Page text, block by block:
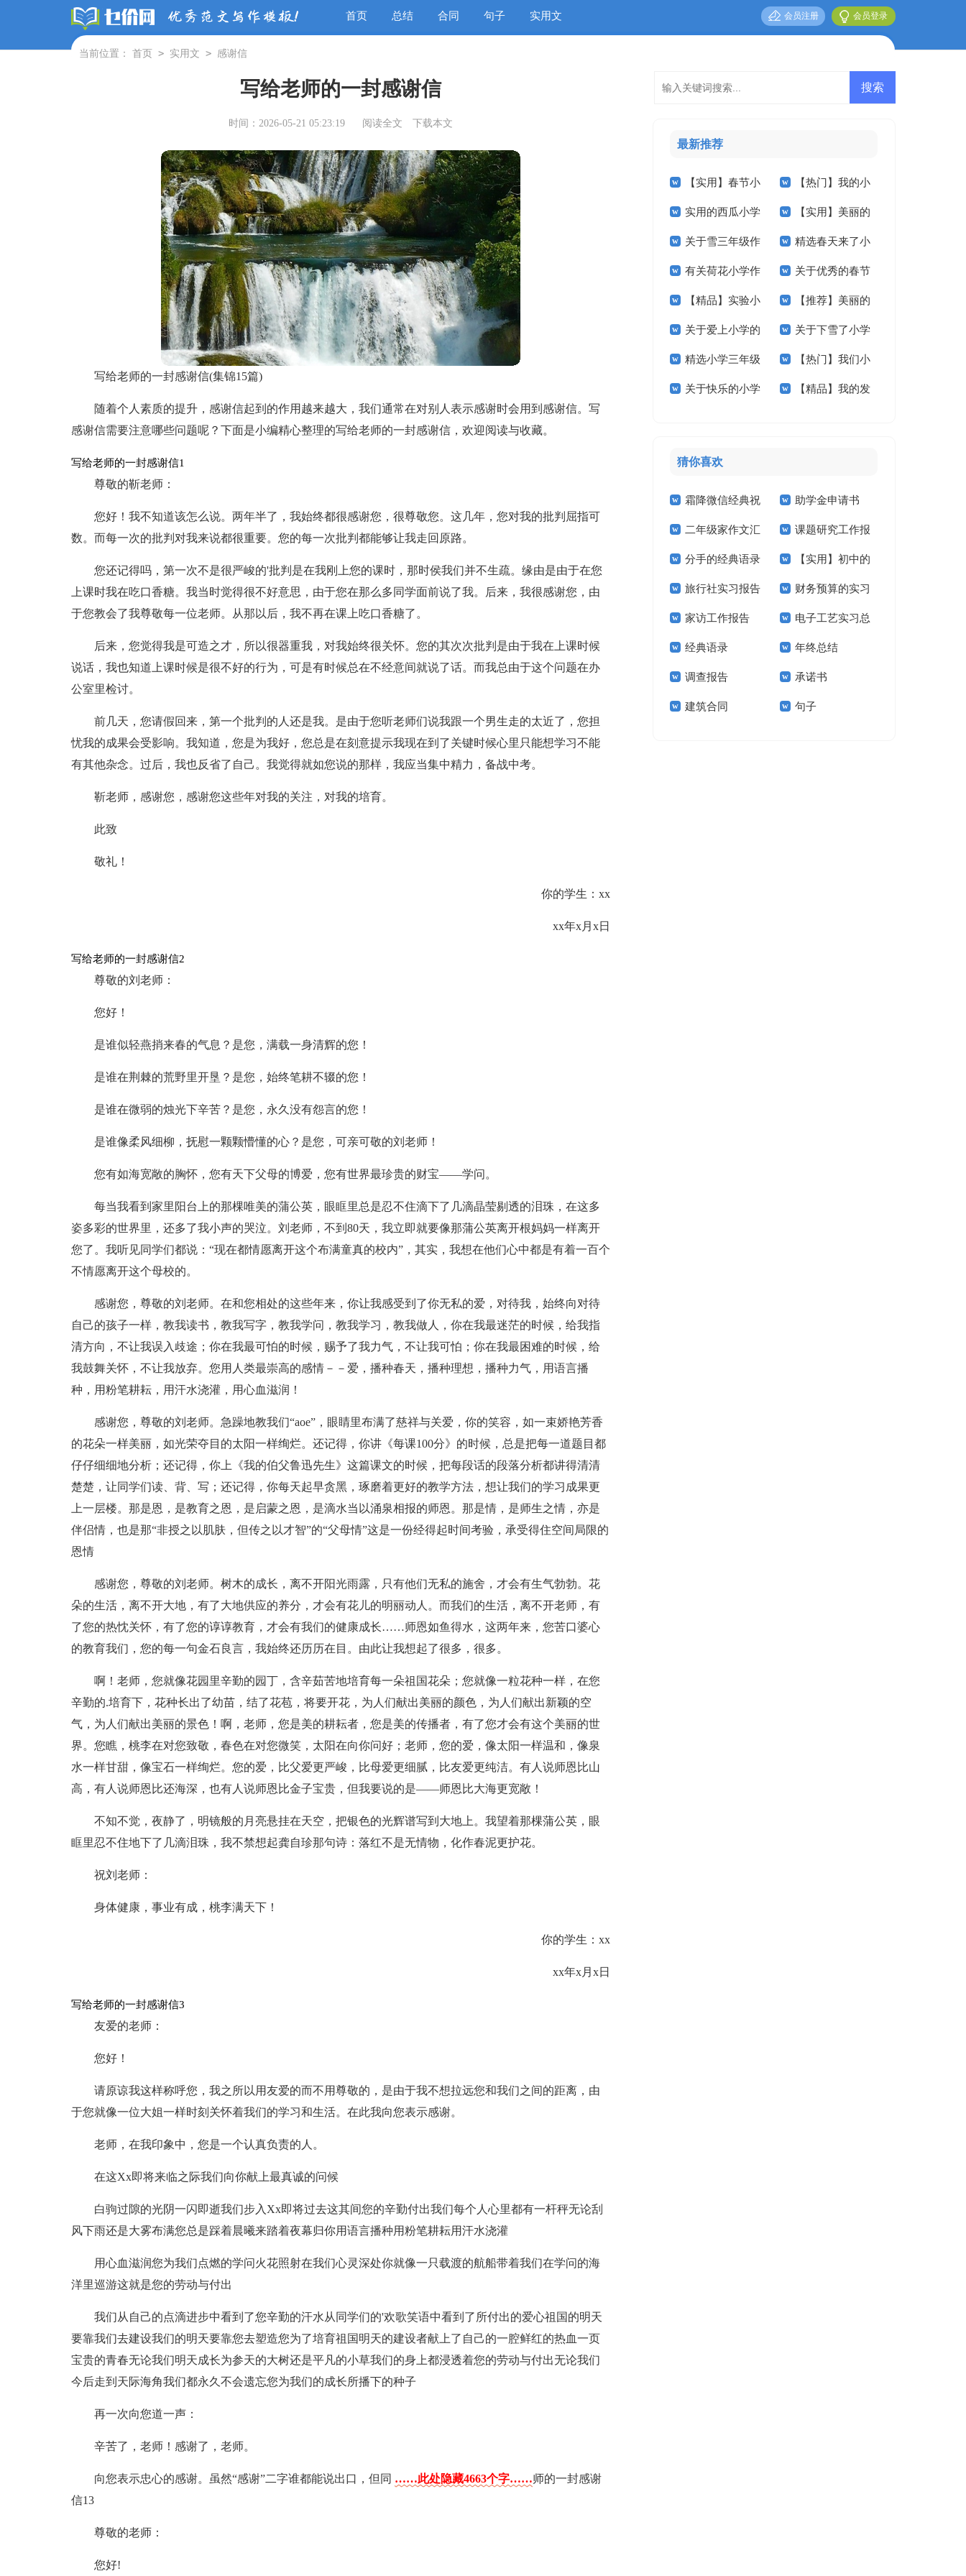
首页 总结 合同 句子 实用文 会员登录
会员注册
当前位置： 首页 > 实用文 > 感谢信
写给老师的一封感谢信
时间：2026-05-21 05:23:19 阅读全文 下载本文
写给老师的一封感谢信(集锦15篇)
随着个人素质的提升，感谢信起到的作用越来越大，我们通常在对别人表示感谢时会用到感谢信。写
感谢信需要注意哪些问题呢？下面是小编精心整理的写给老师的一封感谢信，欢迎阅读与收藏。
写给老师的一封感谢信1
尊敬的靳老师：
您好！我不知道该怎么说。两年半了，我始终都很感谢您，很尊敬您。这几年，您对我的批判屈指可
数。而每一次的批判对我来说都很重要。您的每一次批判都能够让我走回原路。
您还记得吗，第一次不是很严峻的'批判是在我刚上您的课时，那时侯我们并不生疏。缘由是由于在您
上课时我在吃口香糖。我当时觉得很不好意思，由于您在那么多同学面前说了我。后来，我很感谢您，由
于您教会了我尊敬每一位老师。从那以后，我不再在课上吃口香糖了。
后来，您觉得我是可造之才，所以很器重我，对我始终很关怀。您的其次次批判是由于我在上课时候
说话，我也知道上课时候是很不好的行为，可是有时候总在不经意间就说了话。而我总由于这个问题在办
公室里检讨。
前几天，您请假回来，第一个批判的人还是我。是由于您听老师们说我跟一个男生走的太近了，您担
忧我的成果会受影响。我知道，您是为我好，您总是在刻意提示我现在到了关键时候心里只能想学习不能
有其他杂念。过后，我也反省了自己。我觉得就如您说的那样，我应当集中精力，备战中考。
靳老师，感谢您，感谢您这些年对我的关注，对我的培育。
此致
敬礼！
你的学生：xx
xx年x月x日
写给老师的一封感谢信2
尊敬的刘老师：
您好！
是谁似轻燕捎来春的气息？是您，满载一身清辉的您！
是谁在荆棘的荒野里开垦？是您，始终笔耕不辍的您！
是谁在微弱的烛光下辛苦？是您，永久没有怨言的您！
是谁像柔风细柳，抚慰一颗颗懵懂的心？是您，可亲可敬的刘老师！
您有如海宽敞的胸怀，您有天下父母的博爱，您有世界最珍贵的财宝——学问。
每当我看到家里阳台上的那棵唯美的蒲公英，眼眶里总是忍不住滴下了几滴晶莹剔透的泪珠，在这多
姿多彩的世界里，还多了我小声的哭泣。刘老师，不到80天，我立即就要像那蒲公英离开根妈妈一样离开
您了。我听见同学们都说：“现在都情愿离开这个布满童真的校内”，其实，我想在他们心中都是有着一百个
不情愿离开这个母校的。
感谢您，尊敬的刘老师。在和您相处的这些年来，你让我感受到了你无私的爱，对待我，始终向对待
自己的孩子一样，教我读书，教我写字，教我学问，教我学习，教我做人，你在我最迷茫的时候，给我指
清方向，不让我误入歧途；你在我最可怕的时候，赐予了我力气，不让我可怕；你在我最困难的时候，给
我鼓舞关怀，不让我放弃。您用人类最崇高的感情－－爱，播种春天，播种理想，播种力气，用语言播
种，用粉笔耕耘，用汗水浇灌，用心血滋润！
感谢您，尊敬的刘老师。急躁地教我们“aoe”，眼睛里布满了慈祥与关爱，你的笑容，如一束娇艳芳香
的花朵一样美丽，如光荣夺目的太阳一样绚烂。还记得，你讲《每课100分》的时候，总是把每一道题目都
仔仔细细地分析；还记得，你上《我的伯父鲁迅先生》这篇课文的时候，把每段话的段落分析都讲得清清
楚楚，让同学们读、背、写；还记得，你每天起早贪黑，琢磨着更好的教学方法，想让我们的学习成果更
上一层楼。那是恩，是教育之恩，是启蒙之恩，是滴水当以涌泉相报的师恩。那是情，是师生之情，亦是
伴侣情，也是那“非授之以肌肤，但传之以才智”的“父母情”这是一份经得起时间考验，承受得住空间局限的
恩情
感谢您，尊敬的刘老师。树木的成长，离不开阳光雨露，只有他们无私的施舍，才会有生气勃勃。花
朵的生活，离不开大地，有了大地供应的养分，才会有花儿的明丽动人。而我们的生活，离不开老师，有
了您的热忱关怀，有了您的谆谆教育，才会有我们的健康成长……师恩如鱼得水，这两年来，您苦口婆心
的教育我们，您的每一句金石良言，我始终还历历在目。由此让我想起了很多，很多。
啊！老师，您就像花园里辛勤的园丁，含辛茹苦地培育每一朵祖国花朵；您就像一粒花种一样，在您
辛勤的.培育下，花种长出了幼苗，结了花苞，将要开花，为人们献出美丽的颜色，为人们献出新颖的空
气，为人们献出美丽的景色！啊，老师，您是美的耕耘者，您是美的传播者，有了您才会有这个美丽的世
界。您瞧，桃李在对您致敬，春色在对您微笑，太阳在向你问好；老师，您的爱，像太阳一样温和，像泉
水一样甘甜，像宝石一样绚烂。您的爱，比父爱更严峻，比母爱更细腻，比友爱更纯洁。有人说师恩比山
高，有人说师恩比还海深，也有人说师恩比金子宝贵，但我要说的是——师恩比大海更宽敞！
不知不觉，夜静了，明镜般的月亮悬挂在天空，把银色的光辉谱写到大地上。我望着那棵蒲公英，眼
眶里忍不住地下了几滴泪珠，我不禁想起龚自珍那句诗：落红不是无情物，化作春泥更护花。
祝刘老师：
身体健康，事业有成，桃李满天下！
你的学生：xx
xx年x月x日
写给老师的一封感谢信3
友爱的老师：
您好！
请原谅我这样称呼您，我之所以用友爱的而不用尊敬的，是由于我不想拉远您和我们之间的距离，由
于您就像一位大姐一样时刻关怀着我们的学习和生活。在此我向您表示感谢。
老师，在我印象中，您是一个认真负责的人。
在这Xx即将来临之际我们向你献上最真诚的问候
白驹过隙的光阴一闪即逝我们步入Xx即将过去这其间您的辛勤付出我们每个人心里都有一杆秤无论刮
风下雨还是大雾布满您总是踩着晨曦来踏着夜幕归你用语言播种用粉笔耕耘用汗水浇灌
用心血滋润您为我们点燃的学问火花照射在我们心灵深处你就像一只载渡的航船带着我们在学问的海
洋里巡游这就是您的劳动与付出
我们从自己的点滴进步中看到了您辛勤的汗水从同学们的'欢歌笑语中看到了所付出的爱心祖国的明天
要靠我们去建设我们的明天要靠您去塑造您为了培育祖国明天的建设者献上了自己的一腔鲜红的热血一页
宝贵的青春无论我们明天成长为参天的大树还是平凡的小草我们的身上都浸透着您的劳动与付出无论我们
今后走到天际海角我们都永久不会遗忘您为我们的成长所播下的种子
再一次向您道一声：
辛苦了，老师！感谢了，老师。
向您表示忠心的感谢。虽然“感谢”二字谁都能说出口，但同 ……此处隐藏4663个字……师的一封感谢
信13
尊敬的老师：
您好!
最新推荐
【实用】春节小
学作文600字4篇
【热门】我的小
学作文5篇
实用的西瓜小学
作文四篇
【实用】美丽的
小学作文3篇
关于雪三年级作
文汇编八篇
精选春天来了小
学作文汇编八篇
有关荷花小学作
文锦集7篇
关于优秀的春节
小学作文4篇
【精品】实验小
学的作文300字4篇
【推荐】美丽的
小学作文合集7篇
关于爱上小学的
作文锦集八篇
关于下雪了小学
作文400字五篇
精选小学三年级
的作文合集六篇
【热门】我们小
学作文合集十篇
关于快乐的小学 【精品】我的发
猜你喜欢
霜降微信经典祝
福语
助学金申请书
【精】
二年级家作文汇
总7篇
课题研究工作报
告
分手的经典语录 【实用】初中的
作文300字汇总6篇
旅行社实习报告
(15篇)
财务预算的实习
报告
家访工作报告 电子工艺实习总
结15篇
经典语录 年终总结
调查报告 承诺书
建筑合同 句子